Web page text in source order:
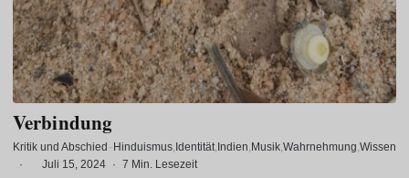
Verbindung
Kritik und Abschied · Hinduismus Identität Indien Musik Wahrnehmung Wissen
·
Juli 15, 2024 · 7 Min. Lesezeit